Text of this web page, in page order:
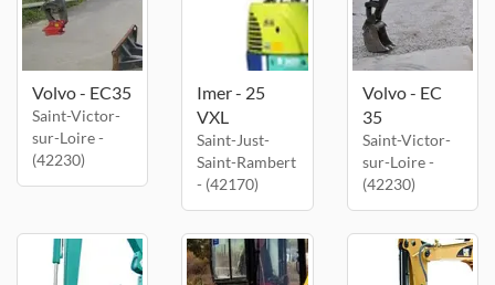
Volvo - EC35
Saint-Victor-
sur-Loire -
(42230)
Imer - 25
VXL
Saint-Just-
Saint-Rambert
- (42170)
Volvo - EC
35
Saint-Victor-
sur-Loire -
(42230)